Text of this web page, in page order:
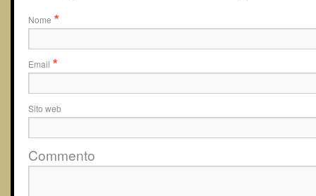
Nome *
Email *
Sito web
Commento